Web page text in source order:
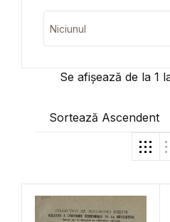
Se afișează de la 1
Sortează Ascendent